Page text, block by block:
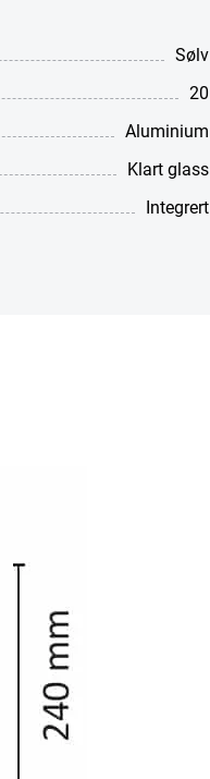
Sølv
20
Aluminium
Klart glass
Integrert